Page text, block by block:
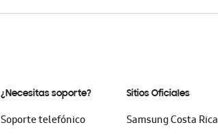
¿Necesitas soporte?
Soporte telefónico
Sitios Oficiales
Samsung Costa Rica